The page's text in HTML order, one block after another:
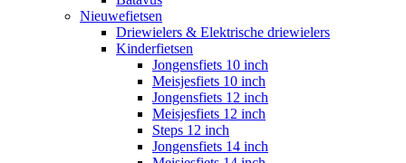
Nieuwefietsen
Driewielers & Elektrische driewielers
Kinderfietsen
Jongensfiets 10 inch
Meisjesfiets 10 inch
Jongensfiets 12 inch
Meisjesfiets 12 inch
Steps 12 inch
Jongensfiets 14 inch